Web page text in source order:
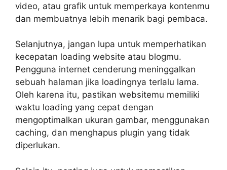
video, atau grafik untuk memperkaya kontenmu
dan membuatnya lebih menarik bagi pembaca.
Selanjutnya, jangan lupa untuk memperhatikan
kecepatan loading website atau blogmu.
Pengguna internet cenderung meninggalkan
sebuah halaman jika loadingnya terlalu lama.
Oleh karena itu, pastikan websitemu memiliki
waktu loading yang cepat dengan
mengoptimalkan ukuran gambar, menggunakan
caching, dan menghapus plugin yang tidak
diperlukan.